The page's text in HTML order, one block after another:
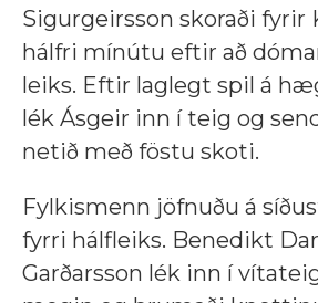
Sigurgeirsson skoraði fyrir
hálfri mínútu eftir að
leiks. Eftir laglegt spil á
lék Ásgeir inn í teig og
netið með föstu skoti.
Fylkismenn jöfnuðu á
fyrri hálfleiks. Benedikt
Garðarsson lék inn í